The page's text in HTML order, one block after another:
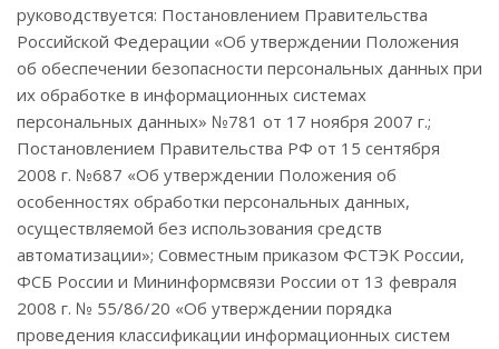
руководствуется: Постановлением Правительства
Российской Федерации «Об утверждении Положения
об обеспечении безопасности персональных данных при
их обработке в информационных системах
персональных данных» №781 от 17 ноября 2007 г.;
Постановлением Правительства РФ от 15 сентября
2008 г. №687 «Об утверждении Положения об
особенностях обработки персональных данных,
осуществляемой без использования средств
автоматизации»; Совместным приказом ФСТЭК России,
ФСБ России и Мининформсвязи России от 13 февраля
2008 г. № 55/86/20 «Об утверждении порядка
проведения классификации информационных систем